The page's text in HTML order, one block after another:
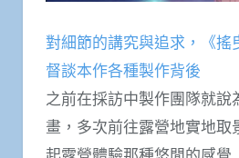
對細節的講究與追求，《
督談本作各種製作背後
之前在採訪中製作團隊就說
畫，多次前往露營地實地取